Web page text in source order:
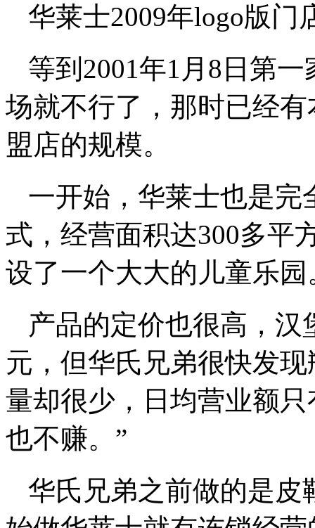
华莱士2009年logo版门
等到2001年1月8日第
场就不行了，那时已经
盟店的规模。
一开始，华莱士也是完
式，经营面积达300多平
设了一个大大的儿童乐园
产品的定价也很高，汉
元，但华氏兄弟很快发
量却很少，日均营业额
也不赚。”
华氏兄弟之前做的是皮